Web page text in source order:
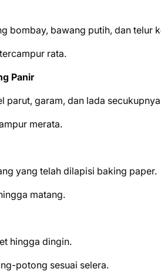
bombay, bawang putih, dan telur
rata.
Panir
parut, garam, dan lada
merata.
yang telah dilapisi baking paper.
matang.
hingga dingin.
potong sesuai selera.